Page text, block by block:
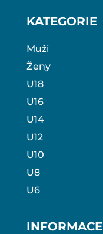
KATEGORIE
Muži
Ženy
U18
U16
U14
U12
U10
U8
U6
INFORMACE